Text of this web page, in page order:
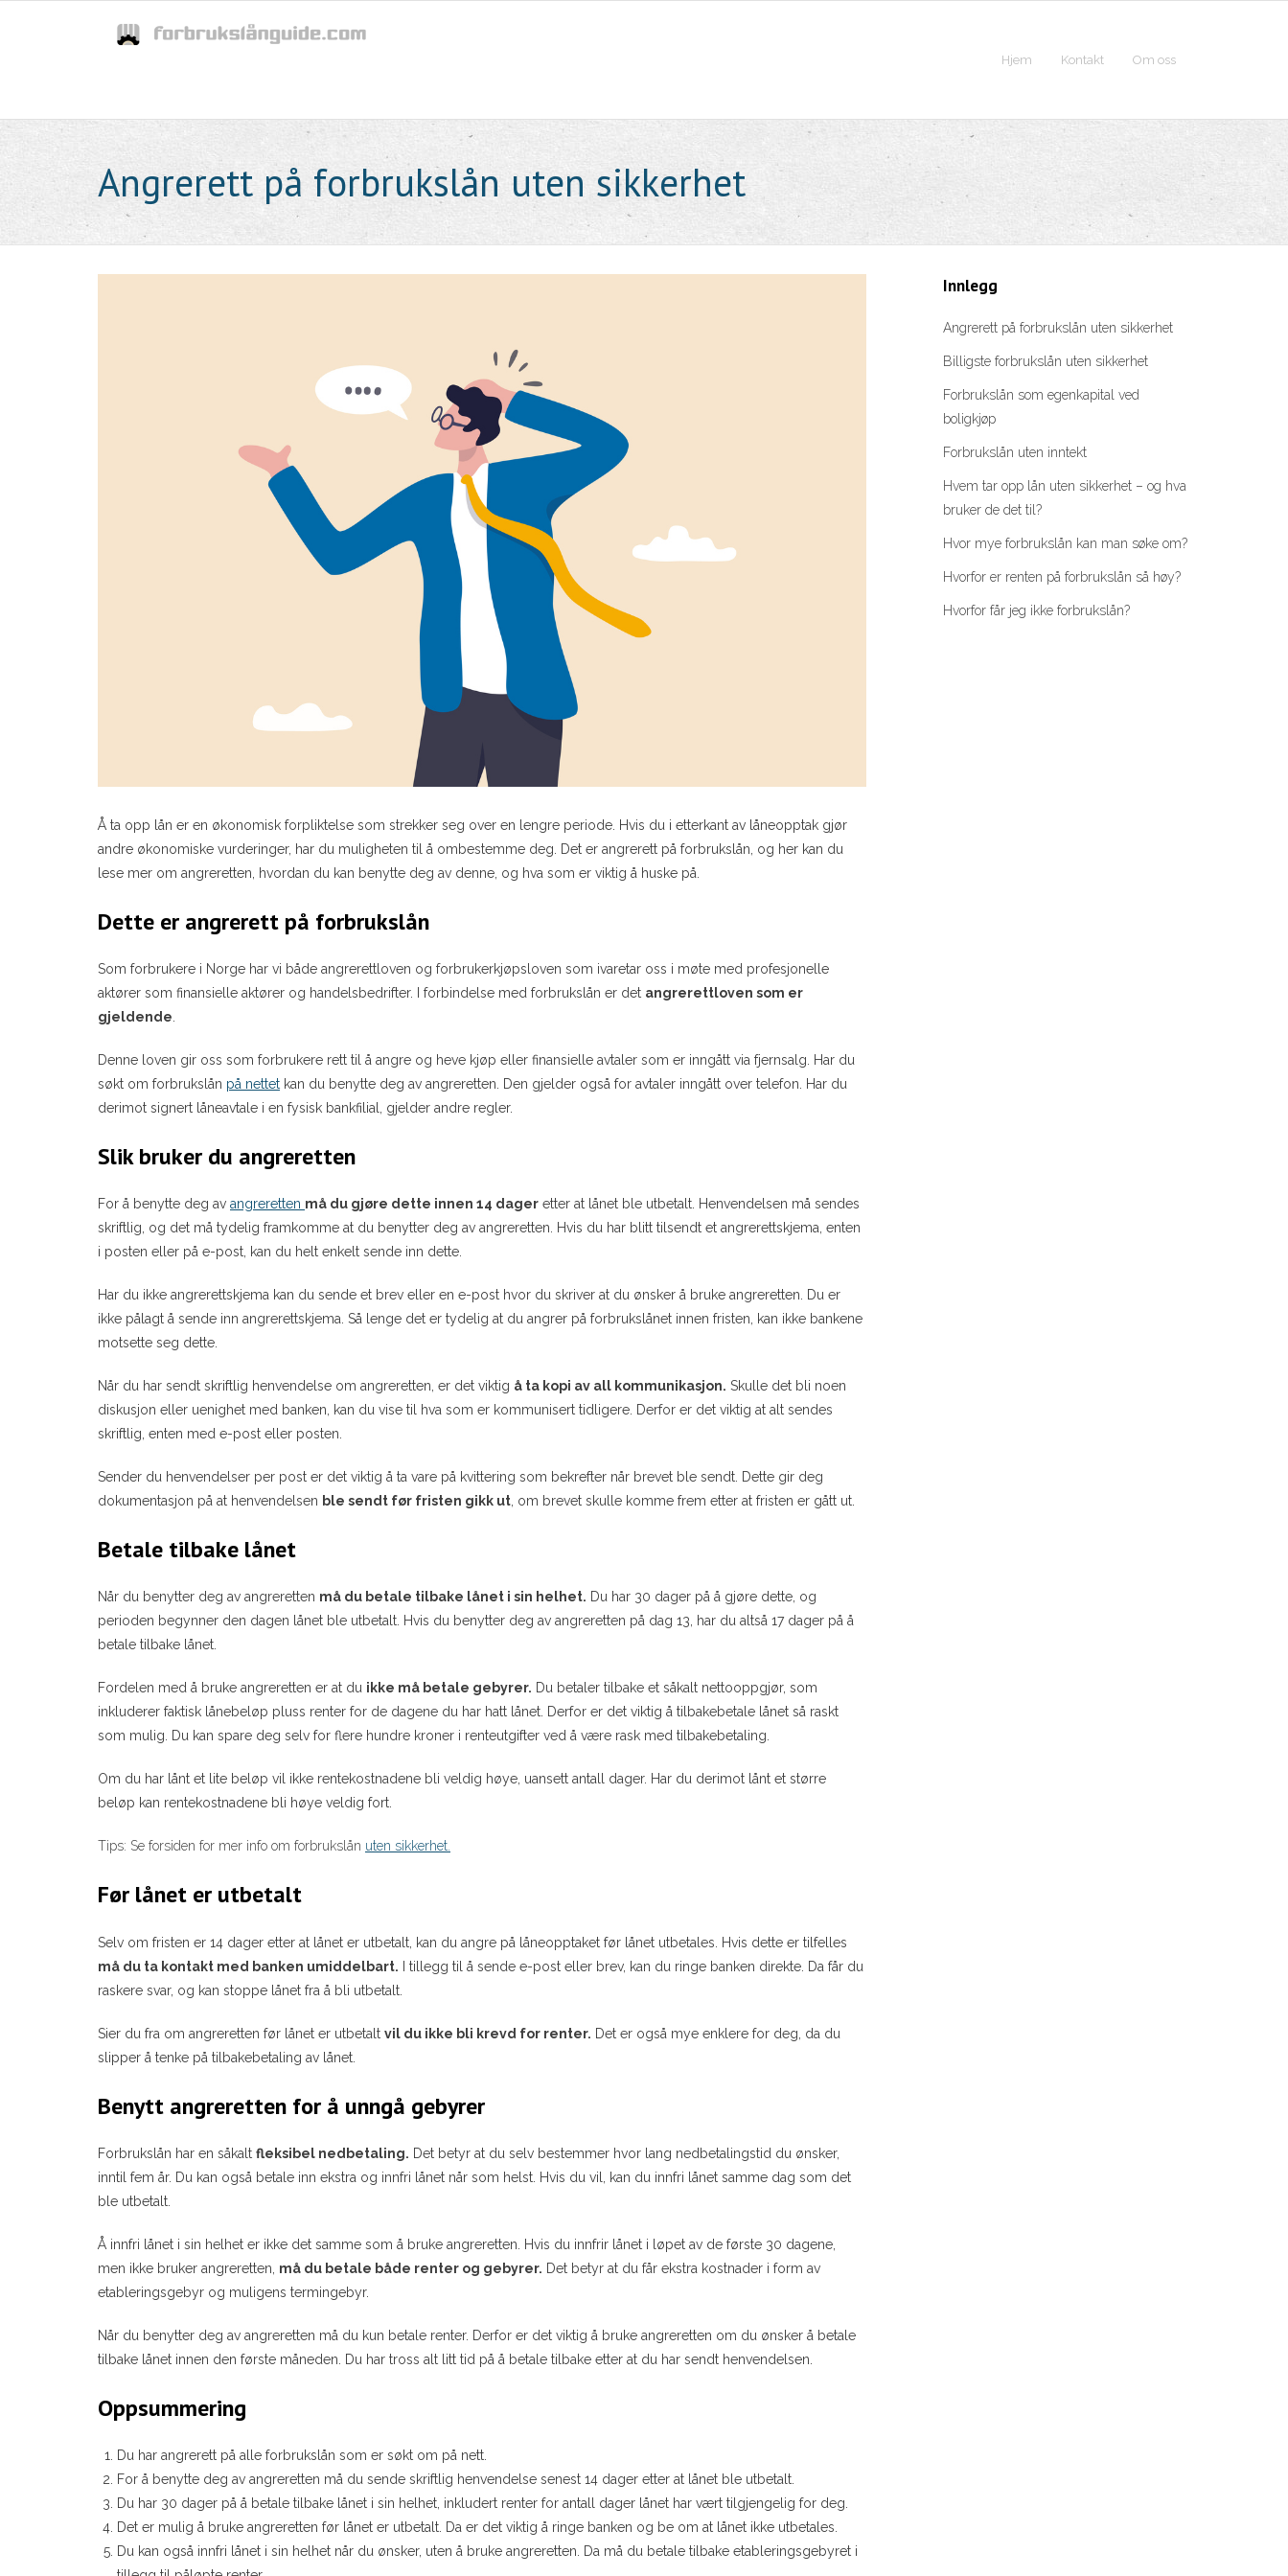
Hjem Kontakt Om oss
Angrerett på forbrukslån uten sikkerhet
Å ta opp lån er en økonomisk forpliktelse som strekker seg over en lengre periode. Hvis du i etterkant av låneopptak gjør
andre økonomiske vurderinger, har du muligheten til å ombestemme deg. Det er angrerett på forbrukslån, og her kan du
lese mer om angreretten, hvordan du kan benytte deg av denne, og hva som er viktig å huske på.
Dette er angrerett på forbrukslån
Som forbrukere i Norge har vi både angrerettloven og forbrukerkjøpsloven som ivaretar oss i møte med profesjonelle
aktører som finansielle aktører og handelsbedrifter. I forbindelse med forbrukslån er det angrerettloven som er
gjeldende
Denne loven gir oss som forbrukere rett til å angre og heve kjøp eller finansielle avtaler som er inngått via fjernsalg. Har du
søkt om forbrukslån på nettet kan du benytte deg av angreretten. Den gjelder også for avtaler inngått over telefon. Har du
derimot signert låneavtale i en fysisk bankfilial, gjelder andre regler.
Slik bruker du angreretten
For å benytte deg av angreretten må du gjøre dette innen 14 dager etter at lånet ble utbetalt. Henvendelsen må sendes
skriftlig, og det må tydelig framkomme at du benytter deg av angreretten. Hvis du har blitt tilsendt et angrerettskjema, enten
i posten eller på e-post, kan du helt enkelt sende inn dette.
Har du ikke angrerettskjema kan du sende et brev eller en e-post hvor du skriver at du ønsker å bruke angreretten. Du er
ikke pålagt å sende inn angrerettskjema. Så lenge det er tydelig at du angrer på forbrukslånet innen fristen, kan ikke bankene
motsette seg dette.
Når du har sendt skriftlig henvendelse om angreretten, er det viktig å ta kopi av all kommunikasjon. Skulle det bli noen
diskusjon eller uenighet med banken, kan du vise til hva som er kommunisert tidligere. Derfor er det viktig at alt sendes
skriftlig, enten med e-post eller posten.
Sender du henvendelser per post er det viktig å ta vare på kvittering som bekrefter når brevet ble sendt. Dette gir deg
dokumentasjon på at henvendelsen ble sendt før fristen gikk ut , om brevet skulle komme frem etter at fristen er gått ut.
Betale tilbake lånet
Når du benytter deg av angreretten må du betale tilbake lånet i sin helhet. Du har 30 dager på å gjøre dette, og
perioden begynner den dagen lånet ble utbetalt. Hvis du benytter deg av angreretten på dag 13, har du altså 17 dager på å
betale tilbake lånet.
Fordelen med å bruke angreretten er at du ikke må betale gebyrer. Du betaler tilbake et såkalt nettooppgjør, som
inkluderer faktisk lånebeløp pluss renter for de dagene du har hatt lånet. Derfor er det viktig å tilbakebetale lånet så raskt
som mulig. Du kan spare deg selv for flere hundre kroner i renteutgifter ved å være rask med tilbakebetaling.
Om du har lånt et lite beløp vil ikke rentekostnadene bli veldig høye, uansett antall dager. Har du derimot lånt et større
beløp kan rentekostnadene bli høye veldig fort.
Tips: Se forsiden for mer info om forbrukslån uten sikkerhet.
Før lånet er utbetalt
Selv om fristen er 14 dager etter at lånet er utbetalt, kan du angre på låneopptaket før lånet utbetales. Hvis dette er tilfelles
må du ta kontakt med banken umiddelbart. I tillegg til å sende e-post eller brev, kan du ringe banken direkte. Da får du
raskere svar, og kan stoppe lånet fra å bli utbetalt.
Sier du fra om angreretten før lånet er utbetalt vil du ikke bli krevd for renter. Det er også mye enklere for deg, da du
slipper å tenke på tilbakebetaling av lånet.
Benytt angreretten for å unngå gebyrer
Forbrukslån har en såkalt fleksibel nedbetaling. Det betyr at du selv bestemmer hvor lang nedbetalingstid du ønsker,
inntil fem år. Du kan også betale inn ekstra og innfri lånet når som helst. Hvis du vil, kan du innfri lånet samme dag som det
ble utbetalt.
Å innfri lånet i sin helhet er ikke det samme som å bruke angreretten. Hvis du innfrir lånet i løpet av de første 30 dagene,
men ikke bruker angreretten, må du betale både renter og gebyrer. Det betyr at du får ekstra kostnader i form av
etableringsgebyr og muligens termingebyr.
Når du benytter deg av angreretten må du kun betale renter. Derfor er det viktig å bruke angreretten om du ønsker å betale
tilbake lånet innen den første måneden. Du har tross alt litt tid på å betale tilbake etter at du har sendt henvendelsen.
Oppsummering
Du har angrerett på alle forbrukslån som er søkt om på nett.
For å benytte deg av angreretten må du sende skriftlig henvendelse senest 14 dager etter at lånet ble utbetalt.
Du har 30 dager på å betale tilbake lånet i sin helhet, inkludert renter for antall dager lånet har vært tilgjengelig for deg.
Det er mulig å bruke angreretten før lånet er utbetalt. Da er det viktig å ringe banken og be om at lånet ikke utbetales.
Du kan også innfri lånet i sin helhet når du ønsker, uten å bruke angreretten. Da må du betale tilbake etableringsgebyret i
Innlegg
Angrerett på forbrukslån uten sikkerhet
Billigste forbrukslån uten sikkerhet
Forbrukslån som egenkapital ved
boligkjøp
Forbrukslån uten inntekt
Hvem tar opp lån uten sikkerhet – og hva
bruker de det til?
Hvor mye forbrukslån kan man søke om?
Hvorfor er renten på forbrukslån så høy?
Hvorfor får jeg ikke forbrukslån?